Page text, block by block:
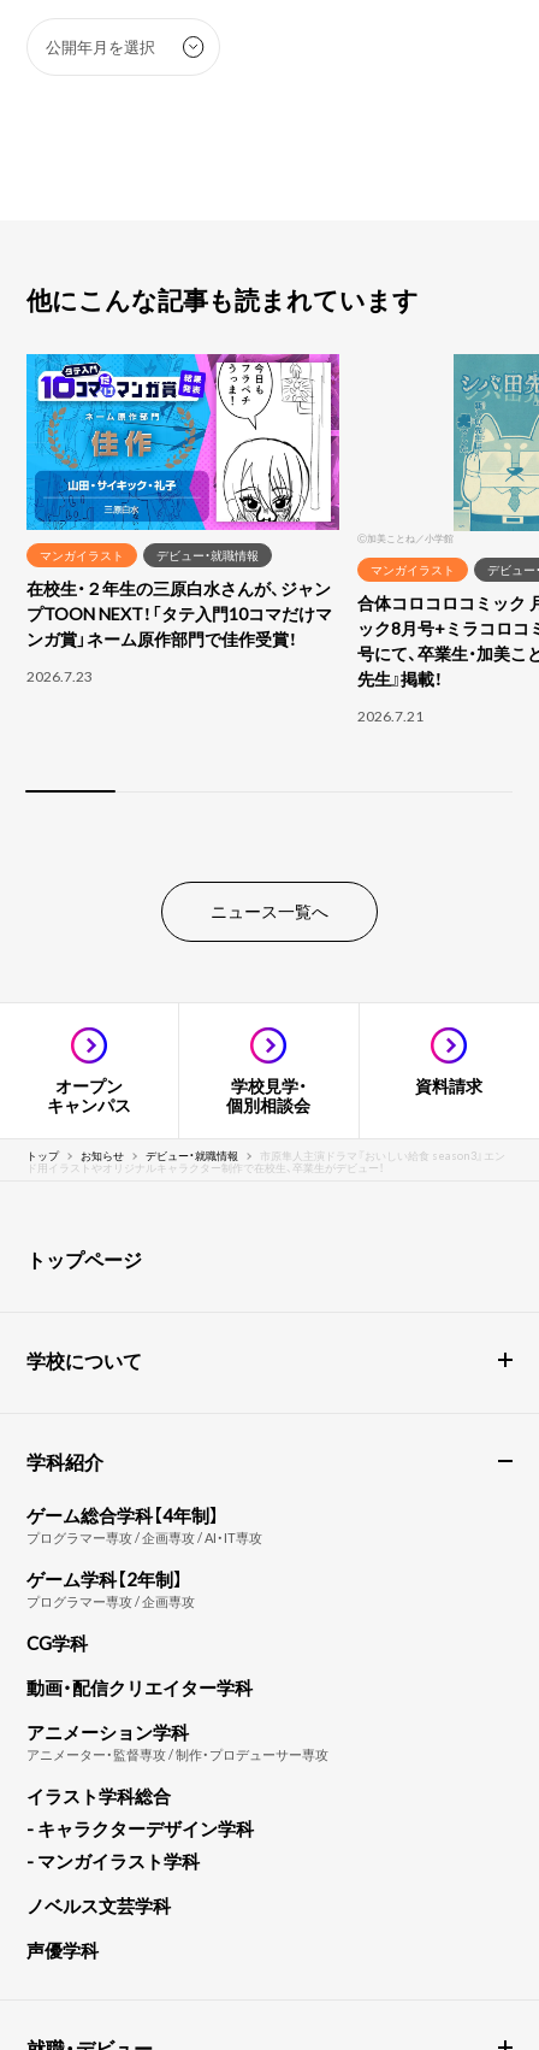
他にこんな記事も読まれています
マンガイラスト デビュー・就職情報
在校生・２年生の三原白水さんが、ジャン
プTOON NEXT！「タテ入門10コマだけマ
ンガ賞」ネーム原作部門で佳作受賞！
2026.7.23
Ⓒ加美ことね／小学館
マンガイラスト デビュー
合体コロコロコミック
ック8月号+ミラコロコ
号にて、卒業生・加美こ
先生』掲載！
2026.7.21
ニュース一覧へ
オープン
キャンパス
学校見学・
個別相談会
資料請求
トップ お知らせ デビュー・就職情報 市原隼人主演ドラマ『おいしい給食 season3』エン
ド用イラストやオリジナルキャラクター制作で在校生、卒業生がデビュー！
トップページ
学校について
学科紹介
ゲーム総合学科【4年制】
プログラマー専攻 / 企画専攻 / AI・IT専攻
ゲーム学科【2年制】
プログラマー専攻 / 企画専攻
CG学科
動画・配信クリエイター学科
アニメーション学科
アニメーター・監督専攻 / 制作・プロデューサー専攻
イラスト学科総合
- キャラクターデザイン学科
- マンガイラスト学科
ノベルス文芸学科
声優学科